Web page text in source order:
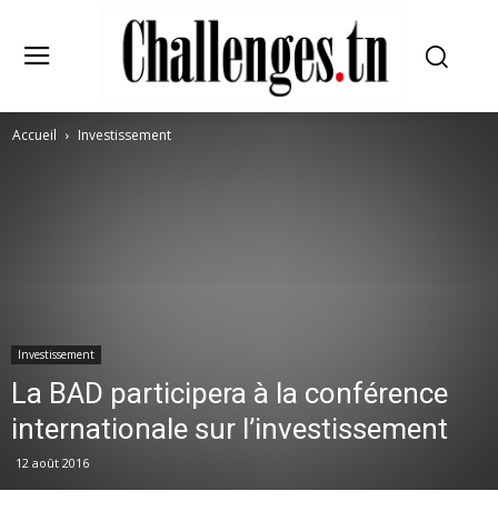
Accueil Investissement
Investissement
La BAD participera à la conférence
internationale sur l’investissement
12 août 2016